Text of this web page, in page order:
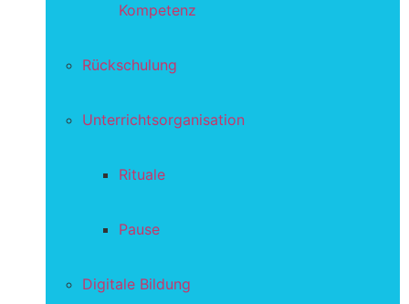
Kompetenz
Rückschulung
Unterrichtsorganisation
Rituale
Pause
Digitale Bildung